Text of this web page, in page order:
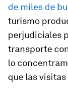
de miles de
turismo
perjudiciales
transporte
lo
que las